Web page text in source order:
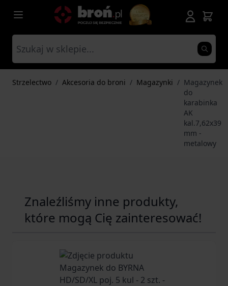
Przejdź do treści
Strzelectwo / Akcesoria do broni / Magazynki / Magazynek
do
karabinka
AK
kal.7,62x39
mm -
metalowy
Znaleźliśmy inne produkty,
które mogą Cię zainteresować!